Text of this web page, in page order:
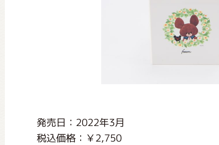
発売日：2022年3月
税込価格：￥2,750
おたのしみコンテンツ(クイズ・
くまのがっこう しょくいんしつ